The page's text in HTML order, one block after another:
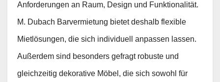
Anforderungen an Raum, Design und Funktionalität.
M. Dubach Barvermietung bietet deshalb flexible
Mietlösungen, die sich individuell anpassen lassen.
Außerdem sind besonders gefragt robuste und
gleichzeitig dekorative Möbel, die sich sowohl für